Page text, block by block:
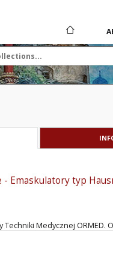
Emaskulatory typ
Medycznej ORMED.